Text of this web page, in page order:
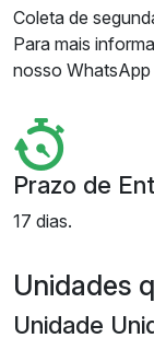
Coleta de
Para mais
nosso
Prazo de
17 dias.
Unidades
Unidade